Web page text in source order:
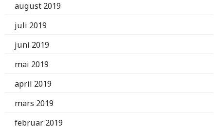
august 2019
juli 2019
juni 2019
mai 2019
april 2019
mars 2019
februar 2019